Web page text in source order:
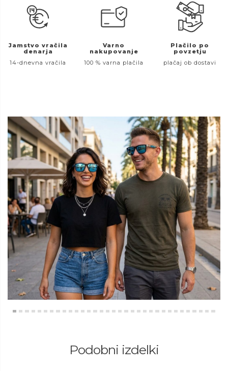
Jamstvo vračila
denarja
14-dnevna vračila
Varno
nakupovanje
100 % varna plačila
Plačilo po
povzetju
plačaj ob dostavi
Podobni izdelki